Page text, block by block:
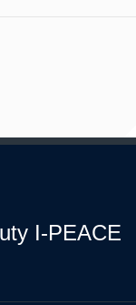
I-PEACE